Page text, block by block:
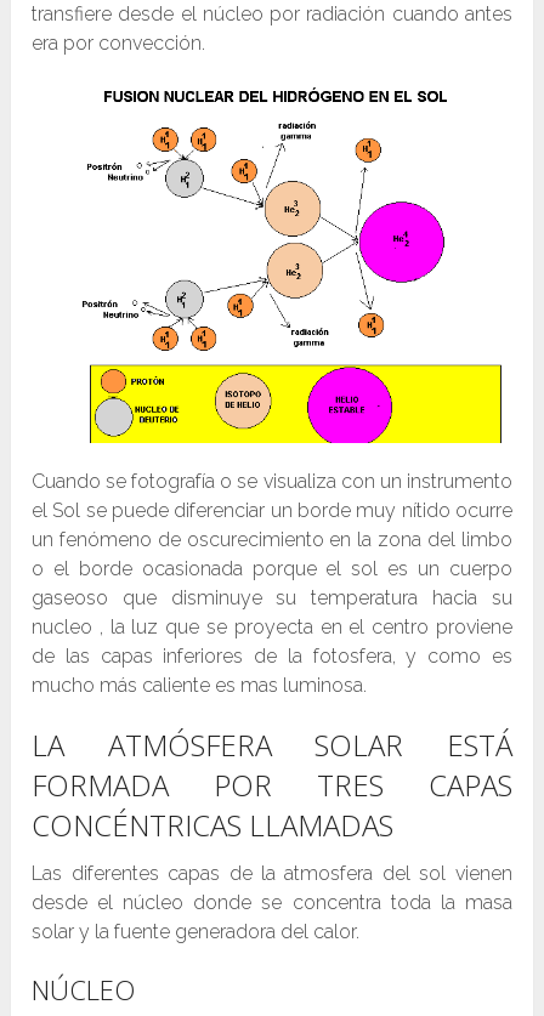
transfiere desde el núcleo por radiación cuando antes
era por convección.
Cuando se fotografía o se visualiza con un instrumento
el Sol se puede diferenciar un borde muy nítido ocurre
un fenómeno de oscurecimiento en la zona del limbo
o el borde ocasionada porque el sol es un cuerpo
gaseoso que disminuye su temperatura hacia su
nucleo , la luz que se proyecta en el centro proviene
de las capas inferiores de la fotosfera, y como es
mucho más caliente es mas luminosa.
LA ATMÓSFERA SOLAR ESTÁ
FORMADA POR TRES CAPAS
CONCÉNTRICAS LLAMADAS
Las diferentes capas de la atmosfera del sol vienen
desde el núcleo donde se concentra toda la masa
solar y la fuente generadora del calor.
NÚCLEO